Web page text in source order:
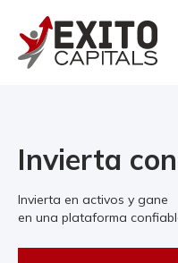
Invierta
Invierta en activos y gane
en una plataforma